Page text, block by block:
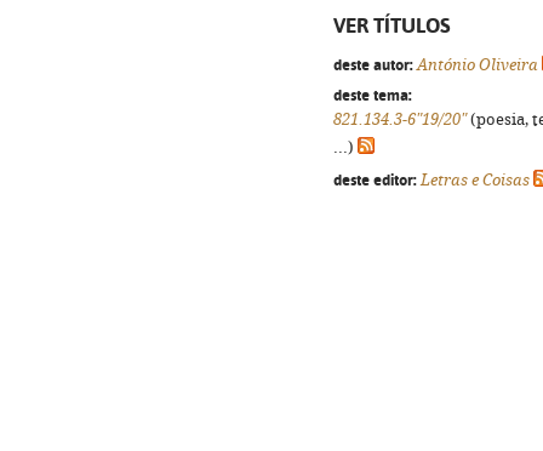
VER TÍTULOS
deste autor: António Oliveira
deste tema:
821.134.3-6"19/20"(poesia,
...)
deste editor: Letras e Coisas